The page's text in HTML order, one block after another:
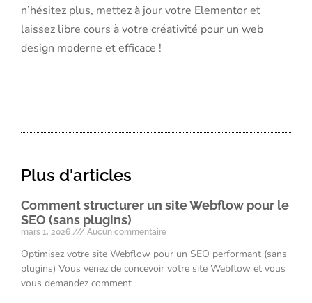
n’hésitez plus, mettez à jour votre Elementor et
laissez libre cours à votre créativité pour un web
design moderne et efficace !
Plus d'articles
Comment structurer un site Webflow pour le
SEO (sans plugins)
mars 1, 2026 Aucun commentaire
Optimisez votre site Webflow pour un SEO performant (sans
plugins) Vous venez de concevoir votre site Webflow et vous
vous demandez comment